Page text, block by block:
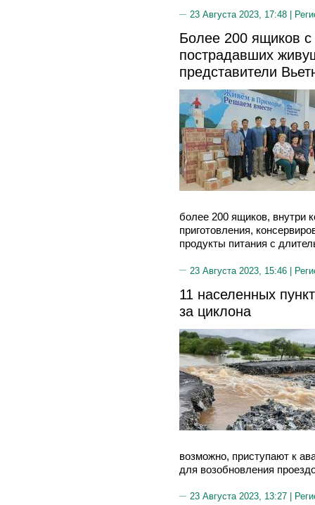
23 Августа 2023, 17:48 |
Более 200 ящиков
пострадавших
представители
более 200 ящиков, внутри
приготовления,
продукты питания с
23 Августа 2023, 15:46 |
11 населенных
за циклона
возможно, приступают к
для возобновления
23 Августа 2023, 13:27 |